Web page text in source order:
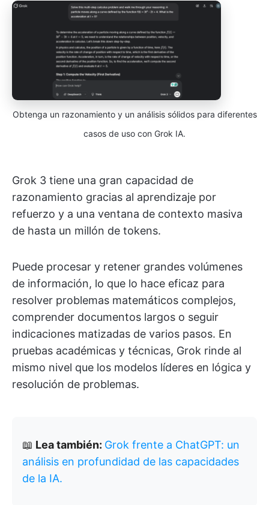
Obtenga un razonamiento y un análisis sólidos para diferentes
casos de uso con Grok IA.
Grok 3 tiene una gran capacidad de
razonamiento gracias al aprendizaje por
refuerzo y a una ventana de contexto masiva
de hasta un millón de tokens.
Puede procesar y retener grandes volúmenes
de información, lo que lo hace eficaz para
resolver problemas matemáticos complejos,
comprender documentos largos o seguir
indicaciones matizadas de varios pasos. En
pruebas académicas y técnicas, Grok rinde al
mismo nivel que los modelos líderes en lógica y
resolución de problemas.
📖 Lea también: Grok frente a ChatGPT: un
análisis en profundidad de las capacidades
de la IA.